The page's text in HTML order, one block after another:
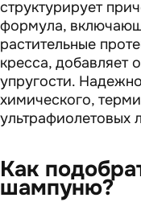
структурирует
формула,
растительные
кресса, добавляет
упругости.
химического,
ультрафиолетовых
Как
шампуню?